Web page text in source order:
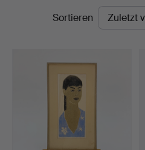
EndpreiseSortieren